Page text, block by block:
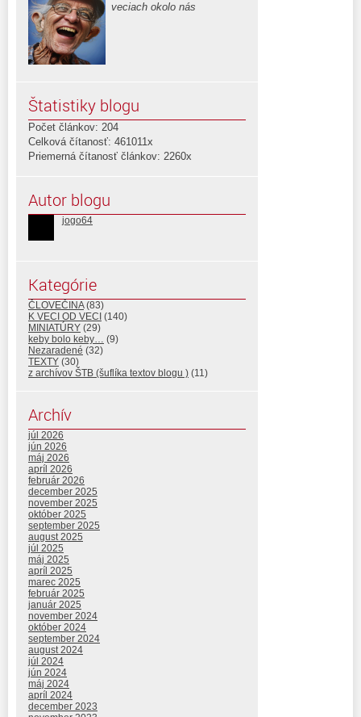
veciach okolo nás
Štatistiky blogu
Počet článkov: 204
Celková čítanosť: 461011x
Priemerná čítanosť článkov: 2260x
Autor blogu
jogo64
Kategórie
ČLOVEČINA(83)
K VECI OD VECI (140)
MINIATÚRY (29)
keby bolo keby… (9)
Nezaradené (32)
TEXTY (30)
z archívov ŠTB (šuflíka textov blogu ) (11)
Archív
júl 2026
jún 2026
máj 2026
apríl 2026
február 2026
december 2025
november 2025
október 2025
september 2025
august 2025
júl 2025
máj 2025
apríl 2025
marec 2025
február 2025
január 2025
november 2024
október 2024
september 2024
august 2024
júl 2024
jún 2024
máj 2024
apríl 2024
december 2023